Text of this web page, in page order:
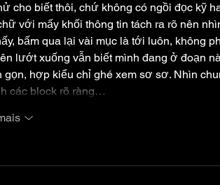
cho biết thôi, chứ không có ngồi đọc kỹ
với mấy khối thông tin tách ra rõ nên
bấm qua lại vài mục là tới luôn, không
lướt xuống vẫn biết mình đang ở đoạn
hợp kiểu chỉ ghé xem sơ sơ. Nhìn
các block rõ ràng…